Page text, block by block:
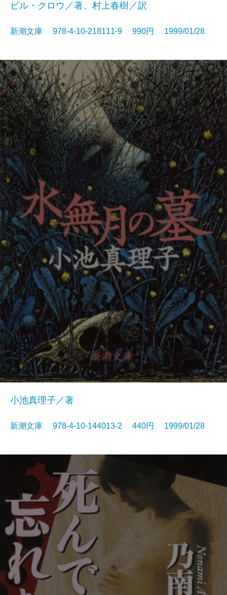
ビル・クロウ／著、村上春樹／訳
新潮文庫 978-4-10-218111-9 990円 1999/01/28
小池真理子／著
新潮文庫 978-4-10-144013-2 440円 1999/01/28